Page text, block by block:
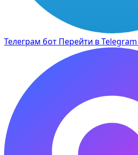
Телеграм бот Перейти в Telegram